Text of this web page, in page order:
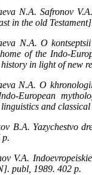
N.A. Safronov
in the old
N.A. O
of the Indo-
history in light of new
N.A. O
European
and
B.A. Yazychestvo
p.
V.A.
publ, 1989. 402 p.